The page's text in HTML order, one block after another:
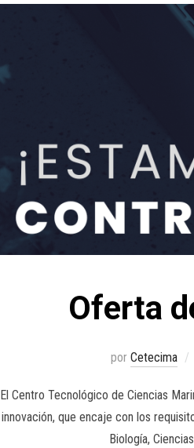
Oferta
por Cetecima
El Centro Tecnológico de Ciencias
innovación, que encaje con los
Biología,